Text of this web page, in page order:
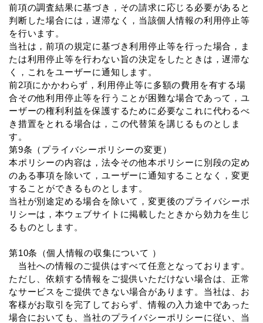
前項の調査結果に基づき，その請求に応じる必要があると
判断した場合には，遅滞なく，当該個人情報の利用停止等
を行います。
当社は，前項の規定に基づき利用停止等を行った場合，ま
たは利用停止等を行わない旨の決定をしたときは，遅滞な
く，これをユーザーに通知します。
前2項にかかわらず，利用停止等に多額の費用を有する場
合その他利用停止等を行うことが困難な場合であって，ユ
ーザーの権利利益を保護するために必要なこれに代わるべ
き措置をとれる場合は，この代替策を講じるものとしま
す。
第9条（プライバシーポリシーの変更）
本ポリシーの内容は，法令その他本ポリシーに別段の定め
のある事項を除いて，ユーザーに通知することなく，変更
することができるものとします。
当社が別途定める場合を除いて，変更後のプライバシーポ
リシーは，本ウェブサイトに掲載したときから効力を生じ
るものとします。
第10条（個人情報の収集について ）
当社への情報のご提供はすべて任意となっております。
ただし、依頼する情報をご提供いただけない場合は、正常
なサービスをご提供できない場合があります。当社は、お
客様がお取引を完了しておらず、情報の入力途中であった
場合においても、当社のプライバシーポリシーに従い、当